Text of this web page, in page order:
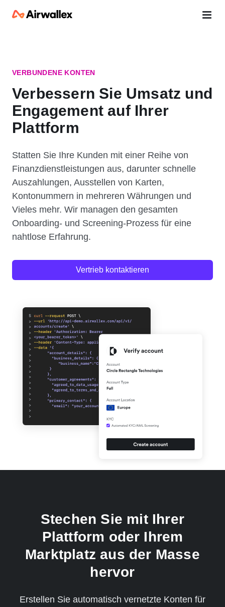
VERBUNDENE KONTEN
Verbessern Sie Umsatz und
Engagement auf Ihrer
Plattform
Statten Sie Ihre Kunden mit einer Reihe von
Finanzdienstleistungen aus, darunter schnelle
Auszahlungen, Ausstellen von Karten,
Kontonummern in mehreren Währungen und
Vieles mehr. Wir managen den gesamten
Onboarding- und Screening-Prozess für eine
nahtlose Erfahrung.
Vertrieb kontaktieren
Stechen Sie mit Ihrer
Plattform oder Ihrem
Marktplatz aus der Masse
hervor
Erstellen Sie automatisch vernetzte Konten für